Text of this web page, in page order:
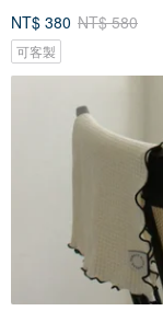
NT$ 380 NT$ 580
可客製